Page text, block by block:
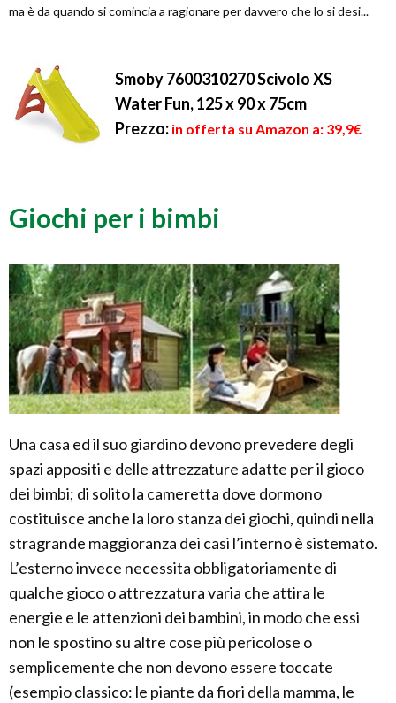
ma è da quando si comincia a ragionare per davvero che lo si desi...
Smoby 7600310270 Scivolo XS
Water Fun, 125 x 90 x 75cm
Prezzo: in offerta su Amazon a: 39,9€
Giochi per i bimbi
Una casa ed il suo giardino devono prevedere degli
spazi appositi e delle attrezzature adatte per il gioco
dei bimbi; di solito la cameretta dove dormono
costituisce anche la loro stanza dei giochi, quindi nella
stragrande maggioranza dei casi l’interno è sistemato.
L’esterno invece necessita obbligatoriamente di
qualche gioco o attrezzatura varia che attira le
energie e le attenzioni dei bambini, in modo che essi
non le spostino su altre cose più pericolose o
semplicemente che non devono essere toccate
(esempio classico: le piante da fiori della mamma, le